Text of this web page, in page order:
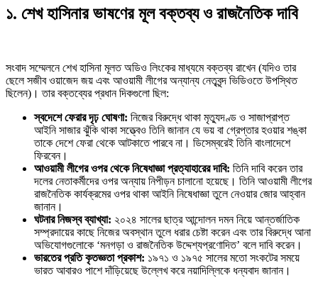
১. শেখ হাসিনার ভাষণের মূল বক্তব্য ও রাজনৈতিক দাবি
সংবাদ সম্মেলনে শেখ হাসিনা মূলত অডিও লিংকের মাধ্যমে বক্তব্য রাখেন (যদিও তার
ছেলে সজীব ওয়াজেদ জয় এবং আওয়ামী লীগের অন্যান্য নেতৃবৃন্দ ভিডিওতে উপস্থিত
ছিলেন)। তার বক্তব্যের প্রধান দিকগুলো ছিল:
স্বদেশে ফেরার দৃঢ় ঘোষণা: নিজের বিরুদ্ধে থাকা মৃত্যুদণ্ড ও সাজাপ্রাপ্ত
আইনি সাজার ঝুঁকি থাকা সত্ত্বেও তিনি জানান যে ভয় বা গ্রেপ্তার হওয়ার শঙ্কা
তাকে দেশে ফেরা থেকে আটকাতে পারবে না। ডিসেম্বরেই তিনি বাংলাদেশে
ফিরবেন।
আওয়ামী লীগের ওপর থেকে নিষেধাজ্ঞা প্রত্যাহারের দাবি: তিনি দাবি করেন তার
দলের নেতাকর্মীদের ওপর অন্যায় নিপীড়ন চালানো হয়েছে। তিনি আওয়ামী লীগের
রাজনৈতিক কার্যক্রমের ওপর থাকা আইনি নিষেধাজ্ঞা তুলে নেওয়ার জোর আহ্বান
জানান।
ঘটনার নিজস্ব ব্যাখ্যা: ২০২৪ সালের ছাত্র আন্দোলন দমন নিয়ে আন্তর্জাতিক
সম্প্রদায়ের কাছে নিজের অবস্থান তুলে ধরার চেষ্টা করেন এবং তার বিরুদ্ধে আনা
অভিযোগগুলোকে ‘মনগড়া ও রাজনৈতিক উদ্দেশ্যপ্রণোদিত’ বলে দাবি করেন।
ভারতের প্রতি কৃতজ্ঞতা প্রকাশ: ১৯৭১ ও ১৯৭৫ সালের মতো সংকটের সময়ে
ভারত আবারও পাশে দাঁড়িয়েছে উল্লেখ করে নয়াদিল্লিকে ধন্যবাদ জানান।